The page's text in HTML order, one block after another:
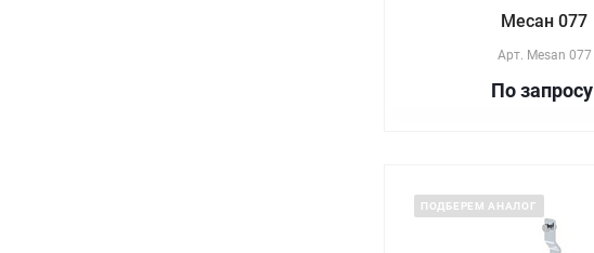
Месан 077
Арт. Mesan 077
По запросу
ПОДБЕРЕМ АНАЛОГ